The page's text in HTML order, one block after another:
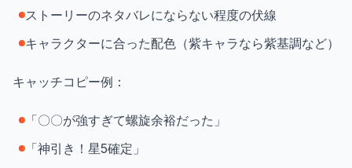
ストーリーのネタバレにならない程度の伏線
キャラクターに合った配色（紫キャラなら紫基調など）
キャッチコピー例：
「〇〇が強すぎて螺旋余裕だった」
「神引き！星5確定」